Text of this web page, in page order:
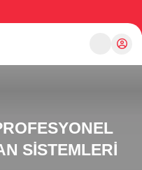
SİSTEMLERİ